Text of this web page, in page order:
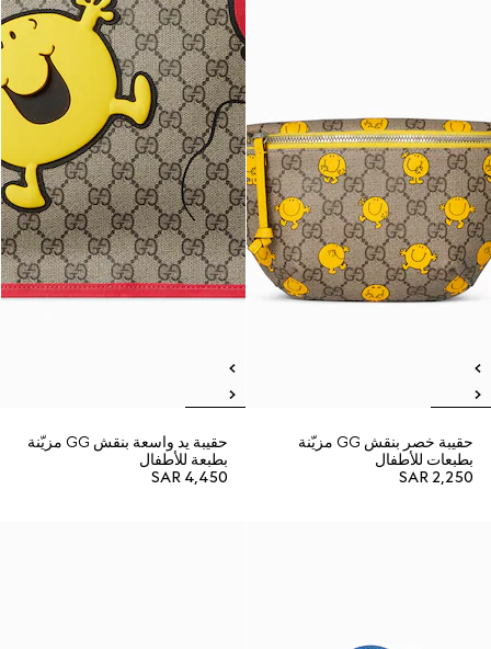
حقيبة خصر بنقش GG مزيّنة
بطبعات للأطفال
SAR 2,250
حقيبة يد واسعة بنقش GG مزيّنة
بطبعة للأطفال
SAR 4,450